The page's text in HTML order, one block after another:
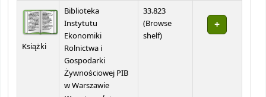
Książki
Biblioteka
Instytutu
Ekonomiki
Rolnictwa i
Gospodarki
Żywnościowej PIB
w Warszawie
33.823
(Browse
shelf(Opens below)
)